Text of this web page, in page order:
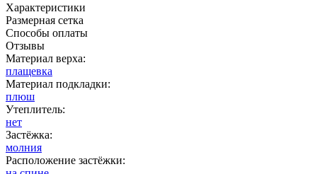
Характеристики
Размерная сетка
Способы оплаты
Отзывы
Материал верха:
плащевка
Материал подкладки:
плюш
Утеплитель:
нет
Застёжка:
молния
Расположение застёжки: